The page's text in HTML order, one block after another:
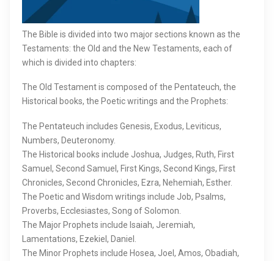
The Bible is divided into two major sections known as the
Testaments: the Old and the New Testaments, each of
which is divided into chapters:
The Old Testament is composed of the Pentateuch, the
Historical books, the Poetic writings and the Prophets:
The Pentateuch includes Genesis, Exodus, Leviticus,
Numbers, Deuteronomy.
The Historical books include Joshua, Judges, Ruth, First
Samuel, Second Samuel, First Kings, Second Kings, First
Chronicles, Second Chronicles, Ezra, Nehemiah, Esther.
The Poetic and Wisdom writings include Job, Psalms,
Proverbs, Ecclesiastes, Song of Solomon.
The Major Prophets include Isaiah, Jeremiah,
Lamentations, Ezekiel, Daniel.
The Minor Prophets include Hosea, Joel, Amos, Obadiah,